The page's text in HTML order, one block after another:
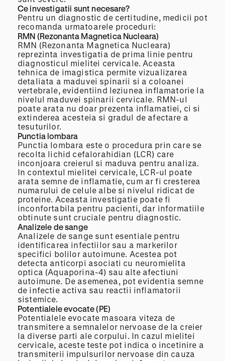
Ce investigatii sunt necesare?
Pentru un diagnostic de certitudine, medicii pot
recomanda urmatoarele proceduri:
RMN (Rezonanta Magnetica Nucleara)
RMN (Rezonanta Magnetica Nucleara)
reprezinta investigatia de prima linie pentru
diagnosticul mielitei cervicale. Aceasta
tehnica de imagistica permite vizualizarea
detaliata a maduvei spinarii si a coloanei
vertebrale, evidentiind leziunea inflamatorie la
nivelul maduvei spinarii cervicale. RMN-ul
poate arata nu doar prezenta inflamatiei, ci si
extinderea acesteia si gradul de afectare a
tesuturilor.
Punctia lombara
Punctia lombara este o procedura prin care se
recolta lichid cefalorahidian (LCR) care
inconjoara creierul si maduva pentru analiza.
In contextul mielitei cervicale, LCR-ul poate
arata semne de inflamatie, cum ar fi cresterea
numarului de celule albe si nivelul ridicat de
proteine. Aceasta investigatie poate fi
inconfortabila pentru pacienti, dar informatiile
obtinute sunt cruciale pentru diagnostic.
Analizele de sange
Analizele de sange sunt esentiale pentru
identificarea infectiilor sau a markerilor
specifici bolilor autoimune. Acestea pot
detecta anticorpi asociati cu neuromielita
optica (Aquaporina-4) sau alte afectiuni
autoimune. De asemenea, pot evidentia semne
de infectie activa sau reactii inflamatorii
sistemice.
Potentialele evocate (PE)
Potentialele evocate masoara viteza de
transmitere a semnalelor nervoase de la creier
la diverse parti ale corpului. In cazul mielitei
cervicale, aceste teste pot indica o incetinire a
transmiterii impulsurilor nervoase din cauza